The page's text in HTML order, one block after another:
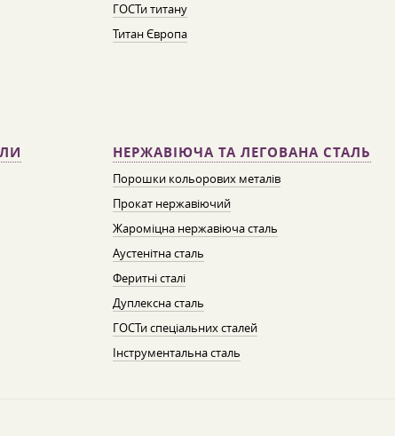
ГОСТи титану
Титан Європа
НЕРЖАВІЮЧА ТА ЛЕГОВАНА СТАЛЬ
Порошки кольорових металів
Прокат нержавіючий
Жароміцна нержавіюча сталь
Аустенітна сталь
Феритні сталі
Дуплексна сталь
ГОСТи спеціальних сталей
Інструментальна сталь